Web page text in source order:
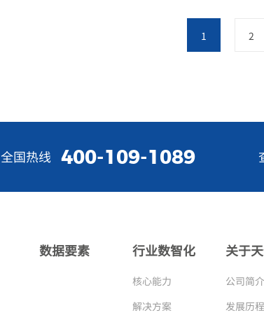
1 2
全国热线 400-109-1089
数据要素 行业数智化
核心能力
解决方案
关于
公司简介
发展历程